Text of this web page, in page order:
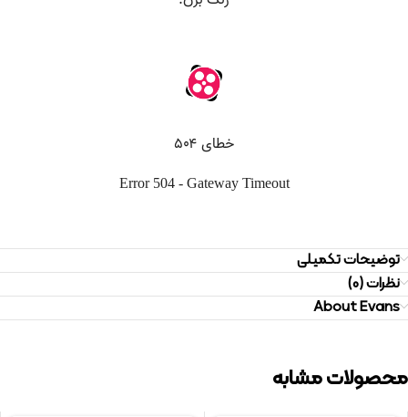
توضیحات تکمیلی
نظرات (0)
About Evans
محصولات مشابه